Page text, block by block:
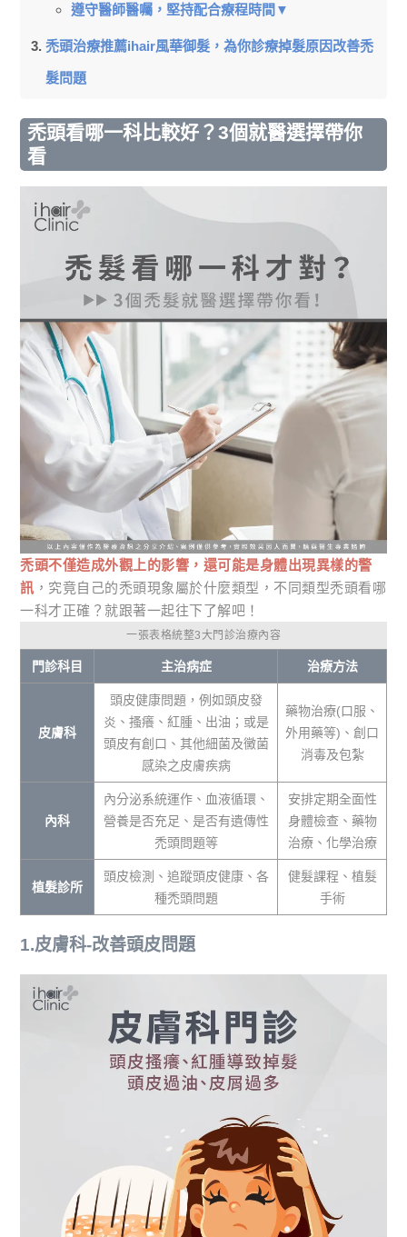
遵守醫師醫囑，堅持配合療程時間▼
禿頭治療推薦ihair風華御髮，為你診療掉髮原因改善禿
髮問題
禿頭看哪一科比較好？3個就醫選擇帶你
看
禿頭不僅造成外觀上的影響，還可能是身體出現異樣的警
訊 ，究竟自己的禿頭現象屬於什麼類型，不同類型禿頭看哪
一科才正確？就跟著一起往下了解吧！
一張表格統整3大門診治療內容
門診科目 主治病症 治療方法
皮膚科
頭皮健康問題，例如頭皮發
炎、搔癢、紅腫、出油；或是
頭皮有創口、其他細菌及黴菌
感染之皮膚疾病
藥物治療(口服、
外用藥等)、創口
消毒及包紮
內科
內分泌系統運作、血液循環、
營養是否充足、是否有遺傳性
禿頭問題等
安排定期全面性
身體檢查、藥物
治療、化學治療
植髮診所
頭皮檢測、追蹤頭皮健康、各
種禿頭問題
健髮課程、植髮
手術
1.皮膚科-改善頭皮問題